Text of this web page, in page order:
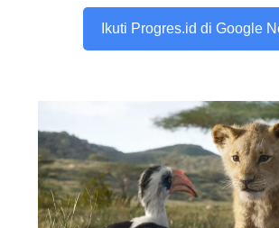
Ikuti Progres.id di Google